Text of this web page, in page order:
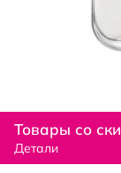
к
началу
галереи
Товары со
Детали